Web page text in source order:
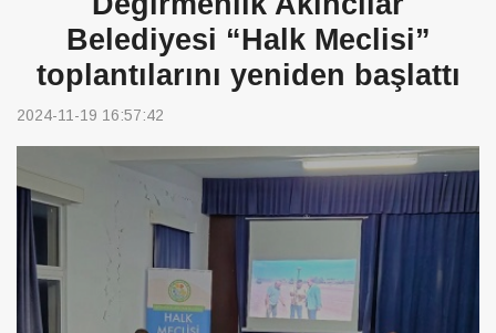
Belediyesi “Halk Meclisi”
toplantılarını yeniden başlattı
2024-11-19 16:57:42